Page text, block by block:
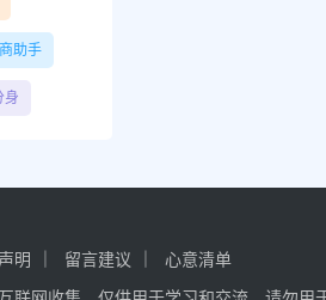
助手
身
明 留言建议
心意清单